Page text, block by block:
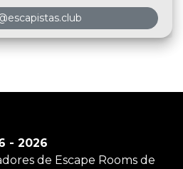
- 2026
de Escape Rooms de